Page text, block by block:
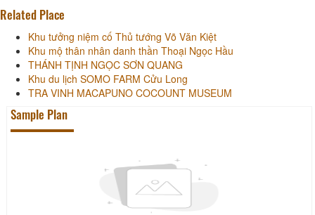
Related Place
Khu tưởng niệm cố Thủ tướng Võ Văn Kiệt
Khu mộ thân nhân danh thần Thoại Ngọc Hầu
THÁNH TỊNH NGỌC SƠN QUANG
Khu du lịch SOMO FARM Cửu Long
TRA VINH MACAPUNO COCOUNT MUSEUM
Sample Plan